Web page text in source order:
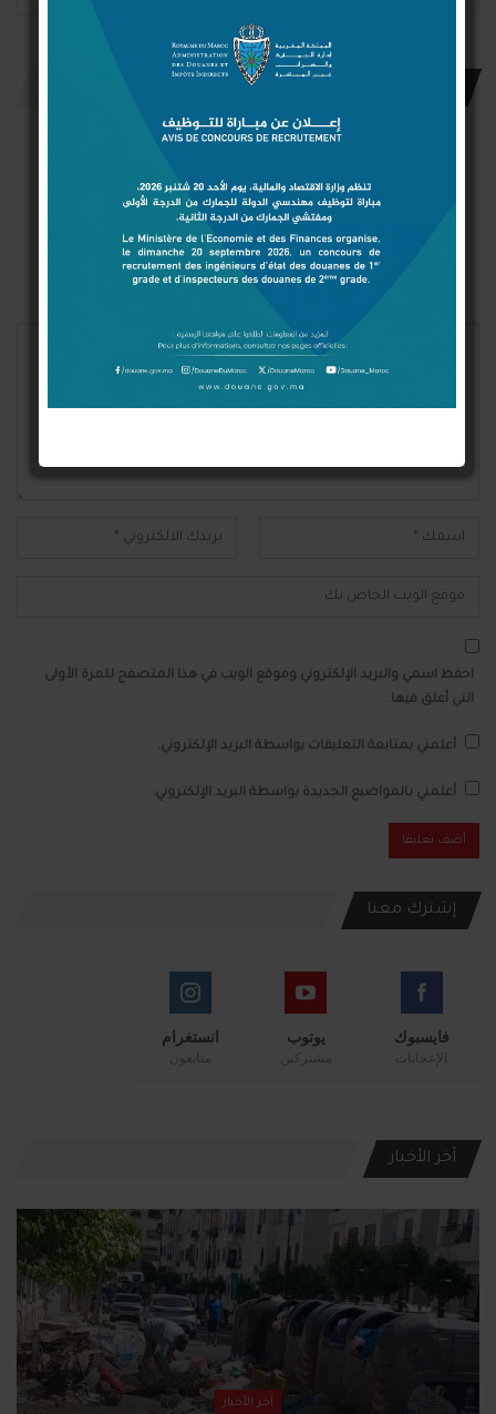
Login With Facebook
Login With Google
Login With Twitter
احفظ اسمي والبريد الإلكتروني وموقع الويب في هذا المتصفح للمرة الأولى
التي أعلق فيها.
أعلمني بمتابعة التعليقات بواسطة البريد الإلكتروني.
أعلمني بالمواضيع الجديدة بواسطة البريد الإلكتروني.
إشترك معنا
فايسبوك
الإعجابات
يوتوب
مشتركين
انستغرام
متابعون
آخر الأخبار
آخر الأخبار